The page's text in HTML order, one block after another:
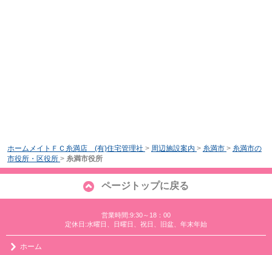
ホームメイトＦＣ糸満店 (有)住宅管理社 > 周辺施設案内 > 糸満市 > 糸満市の
市役所・区役所 > 糸満市役所
ページトップに戻る
営業時間:9:30～18：00
定休日:水曜日、日曜日、祝日、旧盆、年末年始
ホーム